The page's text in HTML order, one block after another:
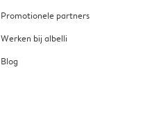
Promotionele partners
Werken bij albelli
Blog